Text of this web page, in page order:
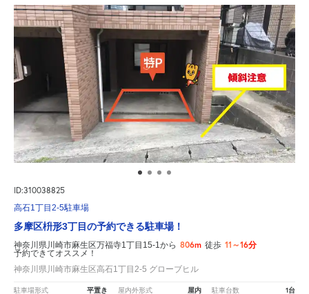
ID:310038825
高石1丁目2-5駐車場
多摩区枡形3丁目の予約できる駐車場！
神奈川県川崎市麻生区万福寺1丁目15-1から 806m 徒歩 11～16分
予約できてオススメ！
神奈川県川崎市麻生区高石1丁目2-5 グローブヒル
駐車場形式 平置き 屋内外形式 屋内 駐車台数 1台